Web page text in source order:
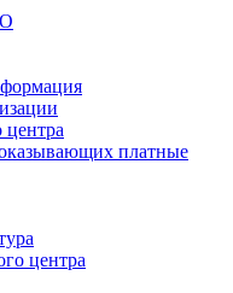
центра
платные
центра